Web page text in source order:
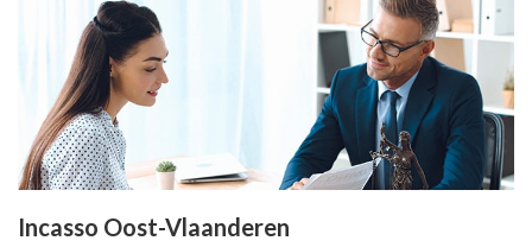
Incasso Oost-Vlaanderen